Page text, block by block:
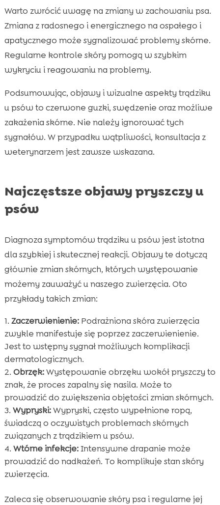
Warto zwrócić uwagę na zmiany w zachowaniu psa.
Zmiana z radosnego i energicznego na ospałego i
apatycznego może sygnalizować problemy skórne.
Regularne kontrole skóry pomogą w szybkim
wykryciu i reagowaniu na problemy.
Podsumowując, objawy i wizualne aspekty trądziku
u psów to czerwone guzki, swędzenie oraz możliwe
zakażenia skórne. Nie należy ignorować tych
sygnałów. W przypadku wątpliwości, konsultacja z
weterynarzem jest zawsze wskazana.
Najczęstsze objawy pryszczy u
psów
Diagnoza symptomów trądziku u psów jest istotna
dla szybkiej i skutecznej reakcji. Objawy te dotyczą
głównie zmian skórnych, których występowanie
możemy zauważyć u naszego zwierzęcia. Oto
przykłady takich zmian:
Zaczerwienienie:Podrażniona skóra zwierzęcia
zwykle manifestuje się poprzez zaczerwienienie.
Jest to wstępny sygnał możliwych komplikacji
dermatologicznych.
Obrzęk:Występowanie obrzęku wokół pryszczy to
znak, że proces zapalny się nasila. Może to
prowadzić do zwiększenia objętości zmian skórnych.
Wypryski:Wypryski, często wypełnione ropą,
świadczą o oczywistych problemach skórnych
związanych z trądzikiem u psów.
Wtórne infekcje:Intensywne drapanie może
prowadzić do nadkażeń. To komplikuje stan skóry
zwierzęcia.
Zaleca się obserwowanie skóry psa i regularne jej